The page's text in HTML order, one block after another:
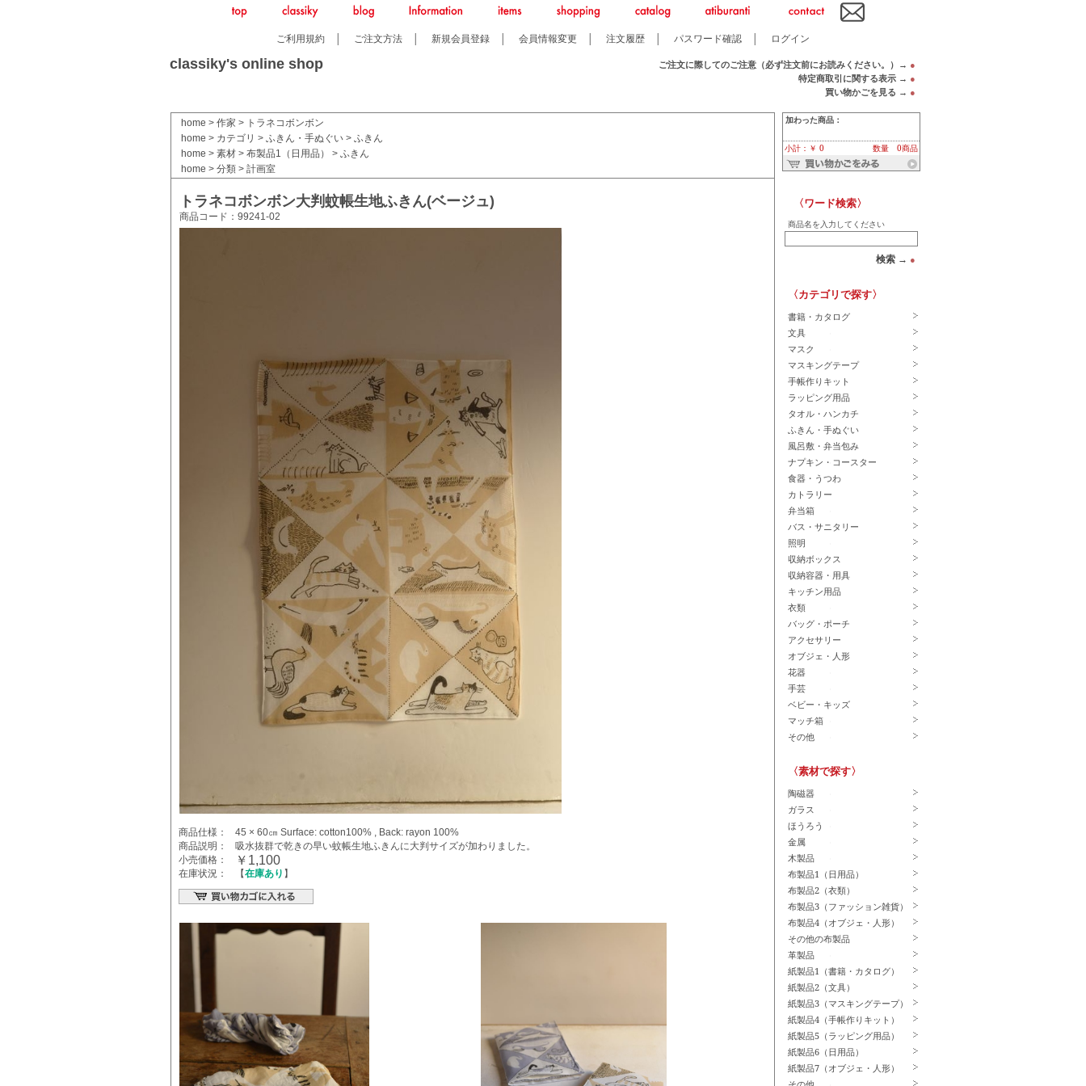
ご利用規約 ご注文方法 新規会員登録 会員情報変更 注文履歴 パスワード確認 ログイン
classiky's online shop ご注文に際してのご注意（必ず注文前にお読みください。）→ ●
特定商取引に関する表示 → ●
買い物かごを見る → ●
home > 作家 > トラネコボンボン
home > カテゴリ > ふきん・手ぬぐい> ふきん
home > 素材> 布製品1（日用品） > ふきん
home > 分類> 計画室
トラネコボンボン大判蚊帳生地ふきん(ベージュ)
商品コード：99241-02
商品仕様：
45 × 60㎝ Surface: cotton100% , Back: rayon 100%
商品説明：
吸水抜群で乾きの早い蚊帳生地ふきんに大判サイズが加わりました。
小売価格：
￥1,100
在庫状況： 【在庫あり 】
加わった商品：
小計：￥ 0 数量 0商品
〈ワード検索〉
商品名を入力してください
検索 → ●
〈カテゴリで探す〉
書籍・カタログ
文具
マスク
マスキングテープ
手帳作りキット
ラッピング用品
タオル・ハンカチ
ふきん・手ぬぐい
風呂敷・弁当包み
ナプキン・コースター
食器・うつわ
カトラリー
弁当箱
バス・サニタリー
照明
収納ボックス
収納容器・用具
キッチン用品
衣類
バッグ・ポーチ
アクセサリー
オブジェ・人形
花器
手芸
ベビー・キッズ
マッチ箱
その他
〈素材で探す〉
陶磁器
ガラス
ほうろう
金属
木製品
布製品1（日用品）
布製品2（衣類）
布製品3（ファッション雑貨）
布製品4（オブジェ・人形）
その他の布製品
革製品
紙製品1（書籍・カタログ）
紙製品2（文具）
紙製品3（マスキングテープ）
紙製品4（手帳作りキット）
紙製品5（ラッピング用品）
紙製品6（日用品）
紙製品7（オブジェ・人形）